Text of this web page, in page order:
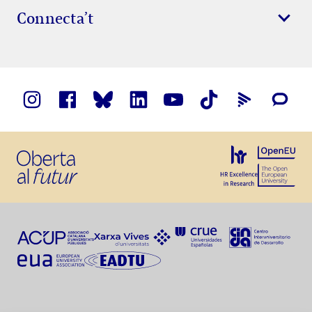
Connecta’t